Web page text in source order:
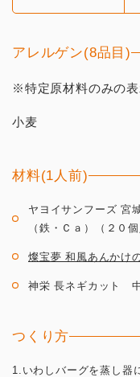
アレルゲン(8品目)
※特定原材料のみの表
小麦
材料(1人前)
ヤヨイサンフーズ 宮
（鉄・Ｃａ）（２０個
燦宝夢 和風あんかけ
神栄 長ネギカット
つくり方
1.いわしバーグを蒸し器